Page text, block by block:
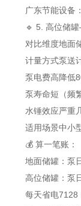
广东节能设备
🔹 5. 高位储
对比维度地面
计量方式泵送
泵电费高降低
泵寿命短（频
水锤效应严重
适用场景中小
💰 算一笔账：
地面储罐：泵
高位储罐：泵
每天省电7128